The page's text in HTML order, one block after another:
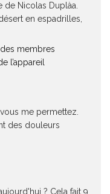
Nicolas Duplàa.
en espadrilles,
membres
l’appareil
me permettez.
des douleurs
? Cela fait 9